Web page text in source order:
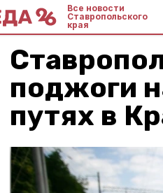
Все новости
Ставропольского
края
поджоги
путях в